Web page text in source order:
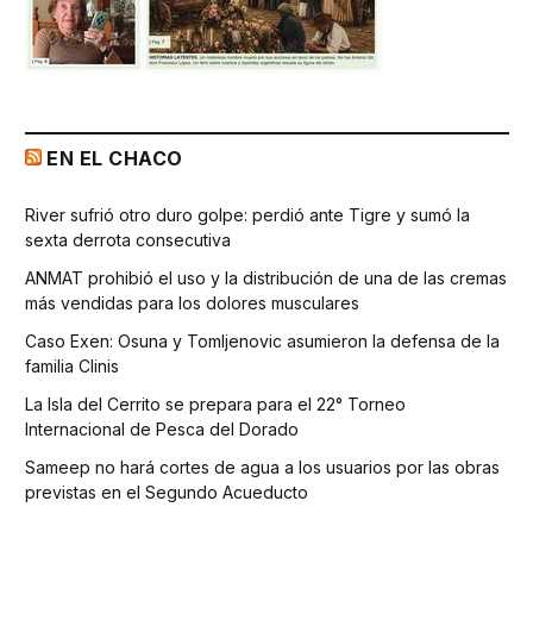
EN EL CHACO
River sufrió otro duro golpe: perdió ante Tigre y sumó la
sexta derrota consecutiva
ANMAT prohibió el uso y la distribución de una de las cremas
más vendidas para los dolores musculares
Caso Exen: Osuna y Tomljenovic asumieron la defensa de la
familia Clinis
La Isla del Cerrito se prepara para el 22° Torneo
Internacional de Pesca del Dorado
Sameep no hará cortes de agua a los usuarios por las obras
previstas en el Segundo Acueducto